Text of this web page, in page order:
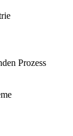
Prozess